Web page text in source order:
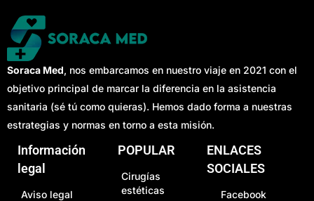
Soraca Med, nos embarcamos en nuestro viaje en 2021 con el
objetivo principal de marcar la diferencia en la asistencia
sanitaria (sé tú como quieras). Hemos dado forma a nuestras
estrategias y normas en torno a esta misión.
Información
legal
Aviso legal
POPULAR
Cirugías
estéticas
ENLACES
SOCIALES
Facebook